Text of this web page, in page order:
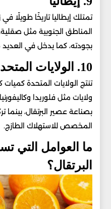
تمتلك إيطاليا تاريخًا طويلًا
المناطق الجنوبية مثل صقلية.
بجودته، كما يدخل في العديد
10. الولايات المتحدة
تنتج الولايات المتحدة
ولايات مثل فلوريدا
بصناعة عصير البرتقال، بينما
المخصص للاستهلاك الطازج.
ما العوامل التي
البرتقال؟